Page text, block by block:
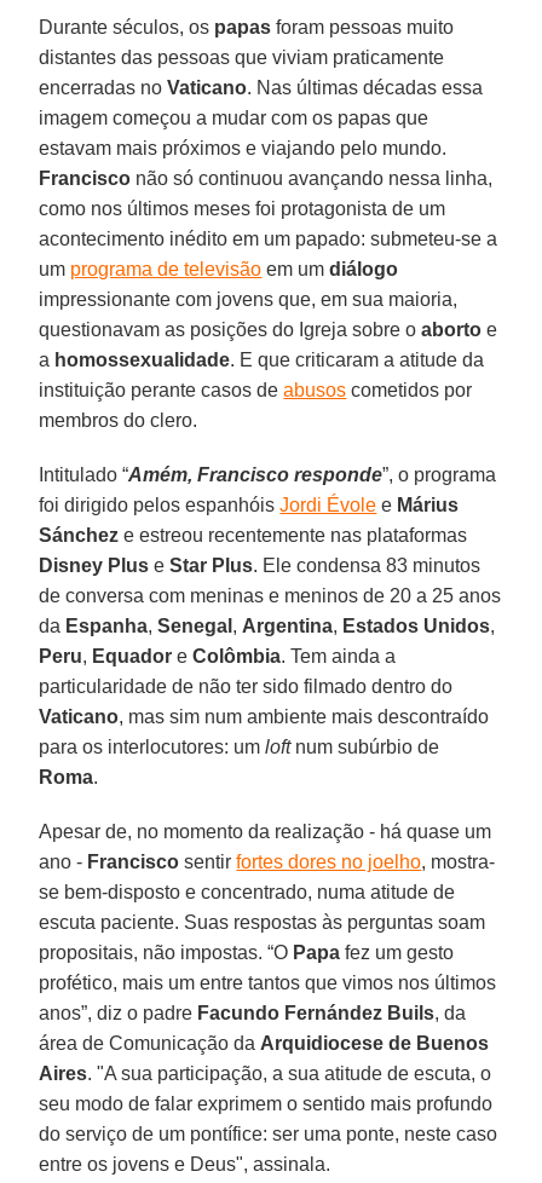
Durante séculos, os papas foram pessoas muito
distantes das pessoas que viviam praticamente
encerradas noVaticano. Nas últimas décadas essa
imagem começou a mudar com os papas que
estavam mais próximos e viajando pelo mundo.
Francisco não só continuou avançando nessa linha,
como nos últimos meses foi protagonista de um
acontecimento inédito em um papado: submeteu-se a
um programa de televisão em umdiálogo
impressionante com jovens que, em sua maioria,
questionavam as posições do Igreja sobre oaborto e
a homossexualidade. E que criticaram a atitude da
instituição perante casos deabusos cometidos por
membros do clero.
Intitulado “Amém, Francisco responde”, o programa
foi dirigido pelos espanhóisJordi Évole e Márius
Sánchez e estreou recentemente nas plataformas
Disney Plus eStar Plus. Ele condensa 83 minutos
de conversa com meninas e meninos de 20 a 25 anos
da Espanha,Senegal , Argentina, Estados Unidos,
Peru, Equador eColômbia. Tem ainda a
particularidade de não ter sido filmado dentro do
Vaticano, mas sim num ambiente mais descontraído
para os interlocutores: umloftnum subúrbio de
Roma.
Apesar de, no momento da realização - há quase um
ano - Francisco sentirfortes dores no joelho, mostra-
se bem-disposto e concentrado, numa atitude de
escuta paciente. Suas respostas às perguntas soam
propositais, não impostas. “O Papa fez um gesto
profético, mais um entre tantos que vimos nos últimos
anos”, diz o padre Facundo Fernández Buils, da
área de Comunicação da Arquidiocese de Buenos
Aires. "A sua participação, a sua atitude de escuta, o
seu modo de falar exprimem o sentido mais profundo
do serviço de um pontífice: ser uma ponte, neste caso
entre os jovens e Deus", assinala.